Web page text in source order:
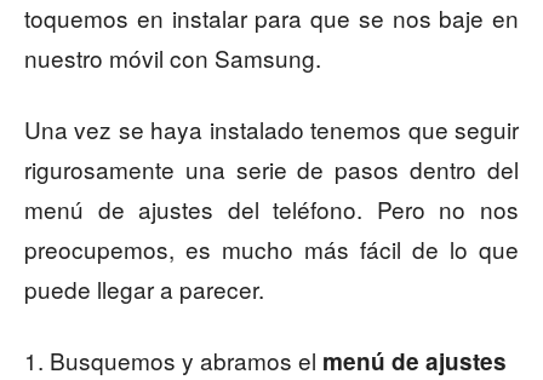
toquemos en instalar para que se nos baje en
nuestro móvil con Samsung.
Una vez se haya instalado tenemos que seguir
rigurosamente una serie de pasos dentro del
menú de ajustes del teléfono. Pero no nos
preocupemos, es mucho más fácil de lo que
puede llegar a parecer.
Busquemos y abramos el menú de ajustes